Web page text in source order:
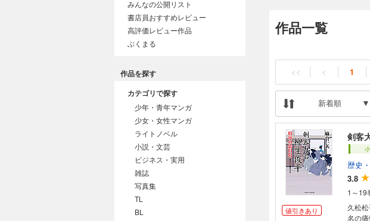
作品一覧
<< < 1
新着順
値引きあり
剣客
歴史
3.8
1～19
久松
名の痛快な
みんなの公開リスト
書店員おすすめレビュー
高評価レビュー作品
ぶくまる
作品を探す
カテゴリで探す
少年・青年マンガ
少女・女性マンガ
ライトノベル
小説・文芸
ビジネス・実用
雑誌
写真集
TL
BL